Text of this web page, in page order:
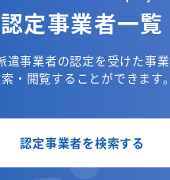
認定事業者一覧
遣事業者の認定を受けた事
・閲覧することができます。
認定事業者を検索する